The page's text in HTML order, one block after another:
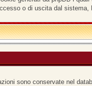
o di uscita dal
sono conservate nel